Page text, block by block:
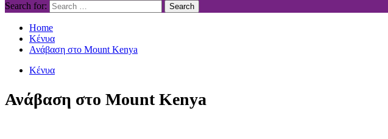
Search for:
Home
Κένυα
Ανάβαση στο Mount Kenya
Κένυα
Ανάβαση στο Mount Kenya